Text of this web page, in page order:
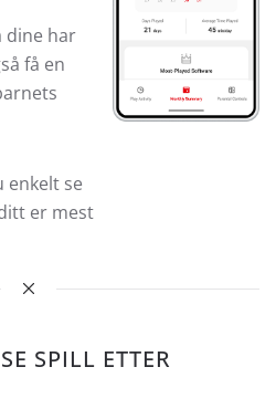
dine har
få en
enkelt se
er mest
SPILL ETTER